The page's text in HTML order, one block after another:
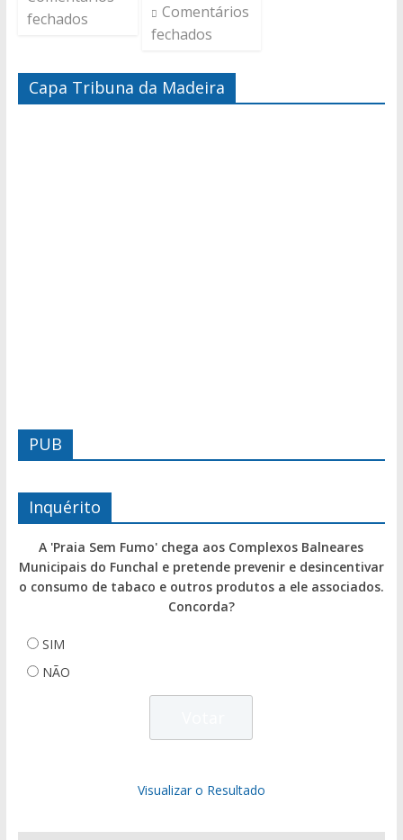
fechados
Comentários
fechados
Capa Tribuna da Madeira
PUB
Inquérito
A 'Praia Sem Fumo' chega aos Complexos Balneares
Municipais do Funchal e pretende prevenir e desincentivar
o consumo de tabaco e outros produtos a ele associados.
Concorda?
SIM
NÃO
Visualizar o Resultado